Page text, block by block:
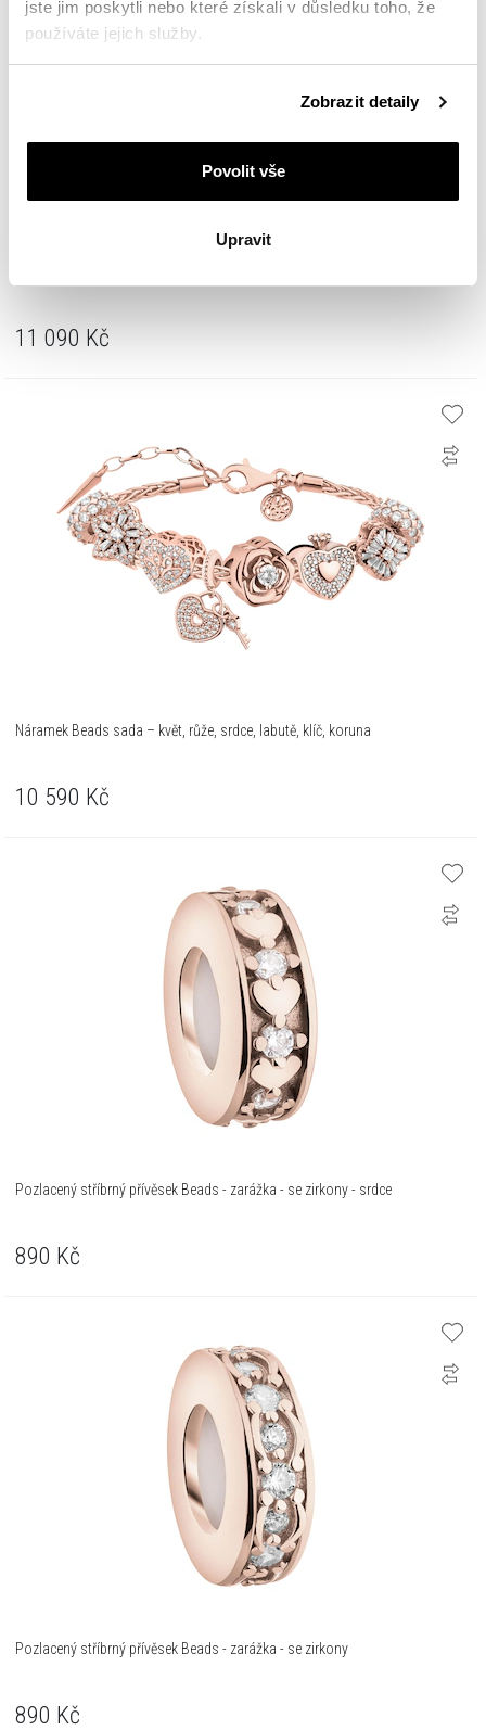
jste jim poskytli nebo které získali v důsledku toho, že
používáte jejich služby.
Zásadách ochrany osobních údajů
Zobrazit detaily
Povolit vše
Upravit
11 090 Kč
Náramek Beads sada – květ, růže, srdce, labutě, klíč, koruna
10 590 Kč
Pozlacený stříbrný přívěsek Beads - zarážka - se zirkony - srdce
890 Kč
Pozlacený stříbrný přívěsek Beads - zarážka - se zirkony
890 Kč